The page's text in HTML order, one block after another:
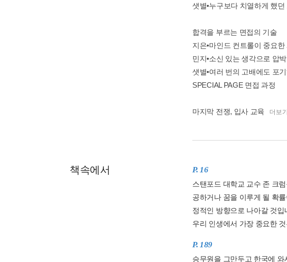
샛별•누구보다 치열하게 했
합격을 부르는 면접의 기술
지은•마인드 컨트롤이 중요
민지•소신 있는 생각으로 압
샛별•여러 번의 고배에도 포
SPECIAL PAGE 면접 과정
마지막 전쟁, 입사 교육 더보기
책속에서 P. 16
스탠포드 대학교 교수 존 크
공하거나 꿈을 이루게 될 확
정적인 방향으로 나아갈 것입
우리 인생에서 가장 중요한 것
P. 189
승무원을 그만두고 한국에